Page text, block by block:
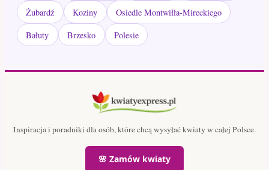
Żubardź
Koziny
Osiedle Montwiłła-Mireckiego
Bałuty
Brzesko Polesie
Inspiracja i poradniki dla osób, które chcą wysyłać kwiaty w całej Polsce.
🌸 Zamów kwiaty